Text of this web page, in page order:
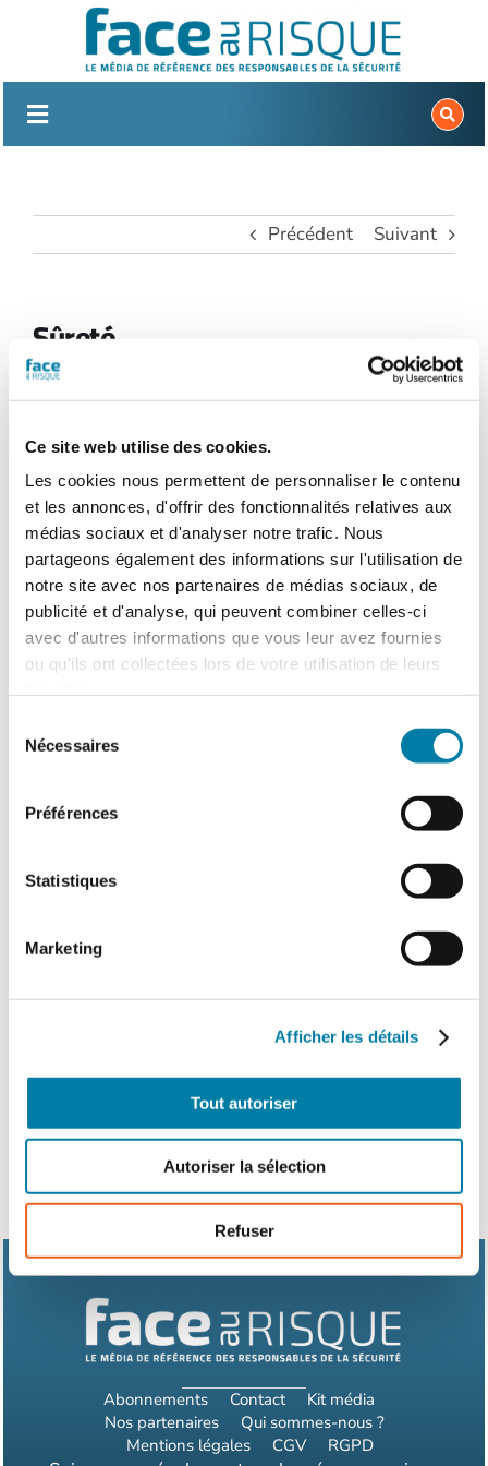
Ce site web utilise des cookies.
Les cookies nous permettent de personnaliser le contenu
et les annonces, d'offrir des fonctionnalités relatives aux
médias sociaux et d'analyser notre trafic. Nous
partageons également des informations sur l'utilisation de
notre site avec nos partenaires de médias sociaux, de
publicité et d'analyse, qui peuvent combiner celles-ci
avec d'autres informations que vous leur avez fournies
ou qu'ils ont collectées lors de votre utilisation de leurs
Nécessaires
Préférences
Statistiques
Marketing
Afficher les détails
Tout autoriser
Autoriser la sélection
Refuser
Précédent Suivant
Sûreté
Ensemble des moyens techniques, humains et
réduire la concrétisation d’un acte de malveillance.
distinguer, notamment la notion de « sûreté de
fonctionnement », mais également la notion de
sûreté au sens juridique.
ParJean-Christophe Chauvel | 19 janvier 2024 | Commentaires
ferméssur
Chauvel
Abonnements Contact
Kit média
Nos partenaires
Qui sommes-nous ?
Mentions légales
CGV RGPD